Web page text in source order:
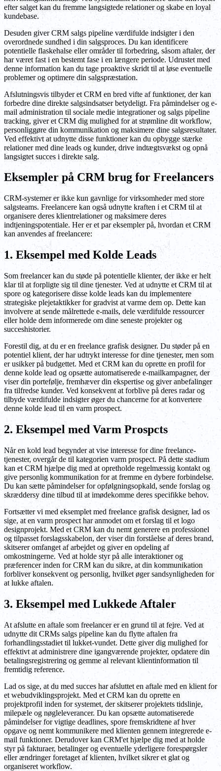
efter salget kan du fremme langsigtede relationer og skabe en loyal
kundebase.
Desuden giver CRM salgs pipeline værdifulde indsigter i den
overordnede sundhed i din salgsproces. Du kan identificere
potentielle flaskehalse eller områder til forbedring, såsom aftaler, der
har været fast i en bestemt fase i en længere periode. Udrustet med
denne information kan du tage proaktive skridt til at løse eventuelle
problemer og optimere din salgspræstation.
Afslutningsvis tilbyder et CRM en bred vifte af funktioner, der kan
forbedre dine direkte salgsindsatser betydeligt. Fra påmindelser og e-
mail administration til sociale medie integrationer og salgs pipeline
tracking, giver et CRM dig mulighed for at strømline dit workflow,
personliggøre din kommunikation og maksimere dine salgsresultater.
Ved effektivt at udnytte disse funktioner kan du opbygge stærke
relationer med dine leads og kunder, drive indtægtsvækst og opnå
langsigtet succes i direkte salg.
Eksempler på CRM brug for Freelancers
CRM-systemer er ikke kun gavnlige for virksomheder med store
salgsteams. Freelancere kan også udnytte kraften i et CRM til at
organisere deres klientrelationer og maksimere deres
indtjeningspotentiale. Her er et par eksempler på, hvordan et CRM
kan anvendes af freelancere:
1. Eksempel med Kolde Leads
Som freelancer kan du støde på potentielle klienter, der ikke er helt
klar til at forpligte sig til dine tjenester. Ved at udnytte et CRM til at
spore og kategorisere disse kolde leads kan du implementere
strategiske plejetaktikker for gradvist at varme dem op. Dette kan
involvere at sende målrettede e-mails, dele værdifulde ressourcer
eller holde dem informerede om dine seneste projekter og
succeshistorier.
Forestil dig, at du er en freelance grafisk designer. Du støder på en
potentiel klient, der har udtrykt interesse for dine tjenester, men som
er usikker på budgettet. Med et CRM kan du oprette en profil for
denne kolde lead og opsætte automatiserede e-mailkampagner, der
viser din portefølje, fremhæver din ekspertise og giver anbefalinger
fra tilfredse kunder. Ved konsekvent at forblive på deres radar og
tilbyde værdifulde indsigter øger du chancerne for at konvertere
denne kolde lead til en varm prospect.
2. Eksempel med Varm Prospcts
Når en kold lead begynder at vise interesse for dine freelance-
tjenester, overgår de til kategorien varm prospect. På dette stadium
kan et CRM hjælpe dig med at opretholde regelmæssig kontakt og
give personlig kommunikation for at fremme en dybere forbindelse.
Du kan sætte påmindelser for opfølgningsopkald, sende forslag og
skræddersy dine tilbud til at imødekomme deres specifikke behov.
Fortsætter vi med eksemplet med freelance grafisk designer, lad os
sige, at en varm prospect har anmodet om et forslag til et logo
designprojekt. Med et CRM kan du nemt generere en professionel
og tilpasset forslagsskabelon, der viser din forståelse af deres brand,
skitserer omfanget af arbejdet og giver en opdeling af
omkostningerne. Ved at holde styr på alle interaktioner og
præferencer inden for CRM kan du sikre, at din kommunikation
forbliver konsekvent og personlig, hvilket øger sandsynligheden for
at lukke aftalen.
3. Eksempel med Lukkede Aftaler
At afslutte en aftale som freelancer er en grund til at fejre. Ved at
udnytte dit CRMs salgs pipeline kan du flytte aftalen fra
forhandlingsstadiet til lukket-vundet. Dette giver dig mulighed for
effektivt at administrere dine igangværende projekter, opdatere din
betalingsregistrering og gemme al relevant klientinformation til
fremtidig reference.
Lad os sige, at du med succes har afsluttet en aftale med en klient for
et webudviklingsprojekt. Med et CRM kan du oprette en
projektprofil inden for systemet, der skitserer projektets tidslinje,
milepæle og nøgleleverancer. Du kan opsætte automatiserede
påmindelser for vigtige deadlines, spore fremskridtene af hver
opgave og nemt kommunikere med klienten gennem integrerede e-
mail funktioner. Derudover kan CRM'et hjælpe dig med at holde
styr på fakturaer, betalinger og eventuelle yderligere forespørgsler
eller ændringer foretaget af klienten, hvilket sikrer et glat og
organiseret workflow.